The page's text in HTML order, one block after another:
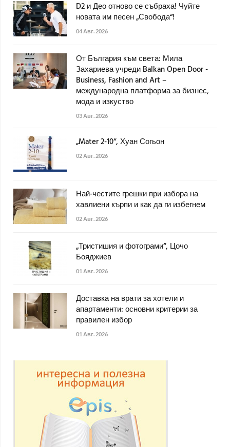
D2 и Део отново се събраха! Чуйте
новата им песен „Свобода“!
04 Авг. 2026
От България към света: Мила
Захариева учреди Balkan Open Door -
Business, Fashion and Art –
международна платформа за бизнес,
мода и изкуство
03 Авг. 2026
„Mater 2-10“, Хуан Согьон
02 Авг. 2026
Най-честите грешки при избора на
хавлиени кърпи и как да ги избегнем
02 Авг. 2026
„Тристишия и фотограми“, Цочо
Бояджиев
01 Авг. 2026
Доставка на врати за хотели и
апартаменти: основни критерии за
правилен избор
01 Авг. 2026